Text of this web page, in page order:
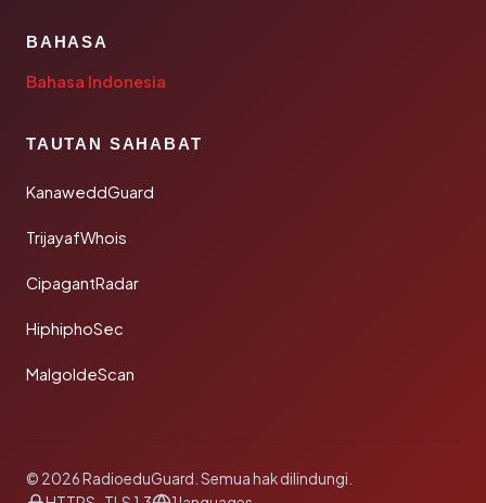
BAHASA
Bahasa Indonesia
TAUTAN SAHABAT
KanaweddGuard
TrijayafWhois
CipagantRadar
HiphiphoSec
MalgoldeScan
© 2026 RadioeduGuard. Semua hak dilindungi.